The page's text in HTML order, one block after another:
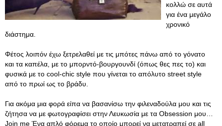
κολλώ σε αυτά
για ένα μεγάλο
χρονικό
διάστημα.
Φέτος λοιπόν έχω ξετρελαθεί με τις μπότες πάνω από το γόνατο
και τα καπέλα, με το μπορντό-βουργουνδί (όπως θες πες το) και
φυσικά με το cool-chic style που γίνεται το απόλυτο street style
από το πρωί ως το βράδυ.
Για ακόμα μια φορά είπα να βασανίσω την φιλεναδούλα μου και τις
ζήτησα να με φωτογραφίσει στην Λευκωσία με τα Οbsession μου…
Join me Ένα απλό φόρεμα το οποίο μπορεί να μετατραπεί σε all